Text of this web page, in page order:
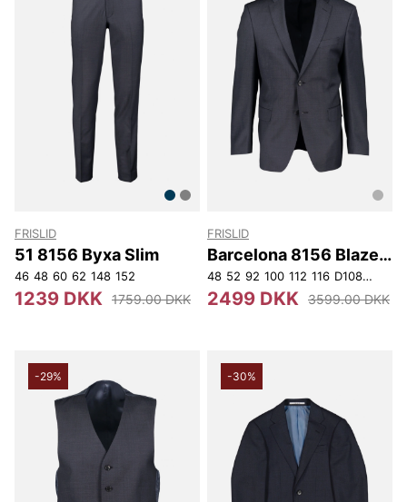
FRISLID
51 8156 Byxa Slim
46 48 60 62 148 152
1239 DKK 1759.00 DKK
FRISLID
Barcelona 8156 Blazer
Reg
48 52 92 100 112 116 D108 D124
2499 DKK 3599.00 DKK
-29% -30%